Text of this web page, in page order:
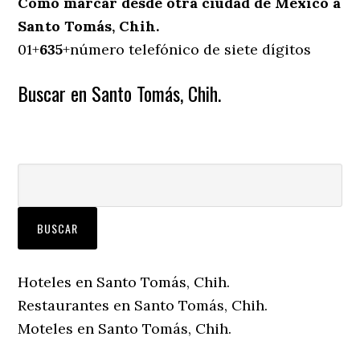
Santo Tomás, Chih.
01+635+número telefónico de siete dígitos
Buscar en Santo Tomás, Chih.
Hoteles en Santo Tomás, Chih.
Restaurantes en Santo Tomás, Chih.
Moteles en Santo Tomás, Chih.